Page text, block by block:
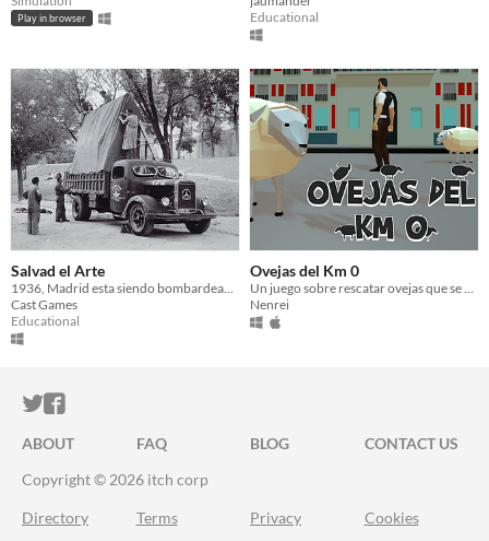
Play in browser
Educational
Salvad el Arte
1936, Madrid esta siendo bombardeada, de personas como tú depende el futuro de las obras del Museo del Prado.
Cast Games
Educational
Ovejas del Km 0
Un juego sobre rescatar ovejas que se han escapado
Nenrei
ITCH.IO ON TWITTER
ITCH.IO ON FACEBOOK
ABOUT FAQ BLOG
CONTACT US
Copyright © 2026 itch corp
Directory Terms Privacy Cookies